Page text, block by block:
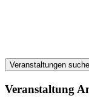
Veranstaltungen
Veranstaltung